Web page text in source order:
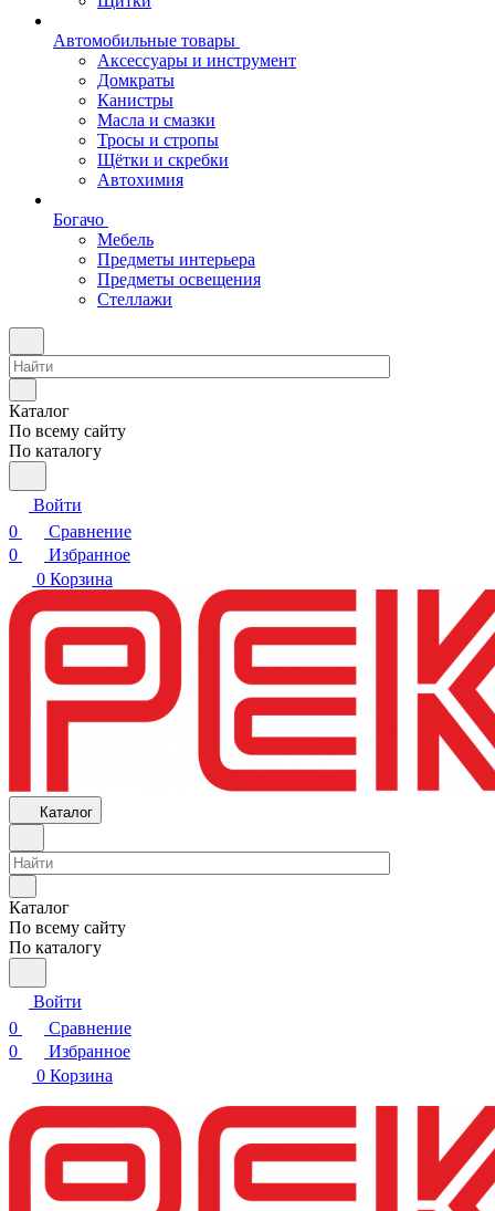
Автомобильные товары
Аксессуары и инструмент
Домкраты
Канистры
Масла и смазки
Тросы и стропы
Щётки и скребки
Автохимия
Богачо
Мебель
Предметы интерьера
Предметы освещения
Стеллажи
Каталог
По всему сайту
По каталогу
Войти
0
Сравнение
0
Избранное
0 Корзина
Каталог
Каталог
По всему сайту
По каталогу
Войти
0
Сравнение
0
Избранное
0 Корзина